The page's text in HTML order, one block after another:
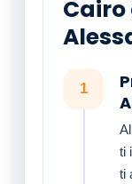
Cairo
1
ti
ti